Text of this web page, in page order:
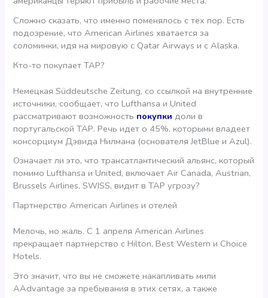
Сложно сказать, что именно поменялось с тех пор. Есть
подозрение, что American Airlines хватается за
соломинки, идя на мировую с Qatar Airways и с Alaska.
Кто-то покупает ТАР?
Немецкая Süddeutsche Zeitung, со ссылкой на внутренние
источники, сообщает, что Lufthansa и United
рассматривают возможность покупки доли в
португальской ТАР. Речь идет о 45%, которыми владеет
консорциум Дэвида Нилмана (основателя JetBlue и Azul).
Означает ли это, что трансатлантический альянс, который
помимо Lufthansa и United, включает Air Canada, Austrian,
Brussels Airlines, SWISS, видит в TAP угрозу?
Партнерство American Airlines и отелей
Мелочь, но жаль. С 1 апреля American Airlines
прекращает партнерство с Hilton, Best Western и Choice
Hotels.
Это значит, что вы не сможете накапливать мили
AAdvantage за пребывания в этих сетях, а также